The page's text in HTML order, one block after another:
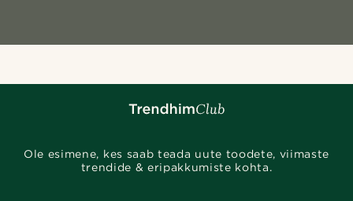
Ole esimene, kes saab teada uute toodete, viimaste
trendide & eripakkumiste kohta.